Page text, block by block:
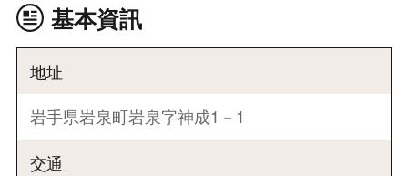
基本資訊
地址
岩手県岩泉町岩泉字神成1－1
交通